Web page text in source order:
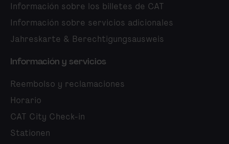
Información sobre los billetes de CAT
Información sobre servicios adicionales
Jahreskarte & Berechtigungsausweis
Información y servicios
Reembolso y reclamaciones
Horario
CAT City Check-in
Stationen